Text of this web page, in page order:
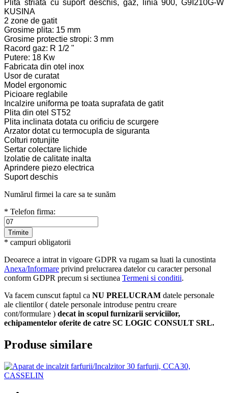
Plita striata cu suport deschis, gaz, linia 900, G9I210G-W
KUSINA
2 zone de gatit
Grosime plita: 15 mm
Grosime protectie stropi: 3 mm
Racord gaz: R 1/2 "
Putere: 18 Kw
Fabricata din otel inox
Usor de curatat
Model ergonomic
Picioare reglabile
Incalzire uniforma pe toata suprafata de gatit
Plita din otel ST52
Plita inclinata dotata cu orificiu de scurgere
Arzator dotat cu termocupla de siguranta
Colturi rotunjite
Sertar colectare lichide
Izolatie de calitate inalta
Aprindere piezo electrica
Suport deschis
Numărul firmei la care sa te sunăm
* Telefon firma:
* campuri obligatorii
Deoarece a intrat in vigoare GDPR va rugam sa luati la cunostinta
Anexa/Informare privind prelucrarea datelor cu caracter personal
conform GDPR precum si sectiunea Termeni si conditii.
Va facem cunscut faptul ca NU PRELUCRAM datele personale
ale clientilor ( datele personale introduse pentru creare
cont/formulare ) decat in scopul furnizarii serviciilor,
echipamentelor oferite de catre SC LOGIC CONSULT SRL.
Produse similare